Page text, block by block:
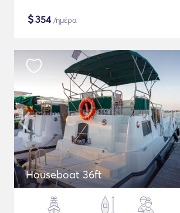
$354/ημέρα
Houseboat 36ft